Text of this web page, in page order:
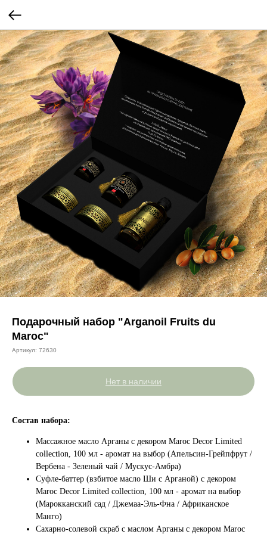
Подарочный набор "Arganoil Fruits du
Maroc"
Артикул: 72630
Нет в наличии
Состав набора:
Массажное масло Арганы с декором Maroc Decor Limited
collection, 100 мл - аромат на выбор (Апельсин-Грейпфрут /
Вербена - Зеленый чай / Мускус-Амбра)
Суфле-баттер (взбитое масло Ши с Арганой) с декором
Maroc Decor Limited collection, 100 мл - аромат на выбор
(Марокканский сад / Джемаа-Эль-Фна / Африканское
Манго)
Сахарно-солевой скраб c маслом Арганы с декором Maroc